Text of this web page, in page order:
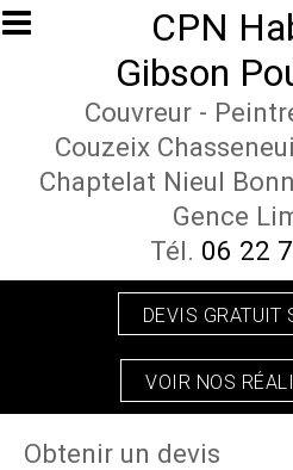
Aller au contenu principal
CPN
Gibson
Couvreur -
Couzeix
Chaptelat Nieul
Gence
Tél. 06 22
DEVIS GRATUIT
VOIR NOS
Obtenir un devis